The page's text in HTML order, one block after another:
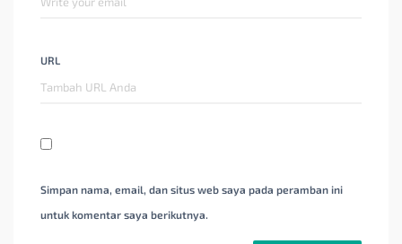
URL
Simpan nama, email, dan situs web saya pada peramban ini
untuk komentar saya berikutnya.